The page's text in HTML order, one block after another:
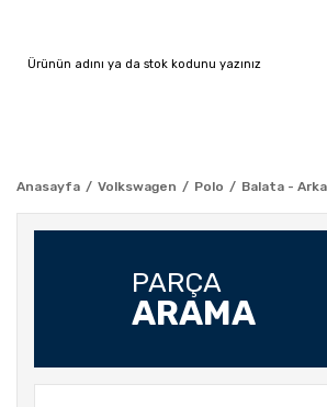
Anasayfa Volkswagen Polo Balata -
PARÇA
ARAMA